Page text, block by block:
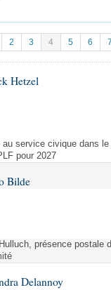
... )
2 3 4 5 6
Hetzel
service civique dans
pour 2027
Bilde
présence postale
Delannoy